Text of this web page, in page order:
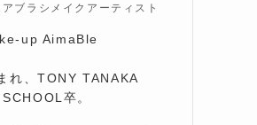
ブラシメイクアーティスト
up AimaBle
れ、TONY TANAKA
卒。